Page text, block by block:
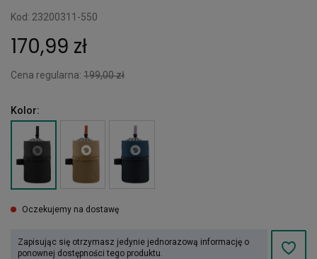
Kod: 23200311-550
170,99 zł
Cena regularna: 199,00 zł
Kolor:
Oczekujemy na dostawę
Zapisując się otrzymasz jedynie jednorazową informację o
ponownej dostępności tego produktu.